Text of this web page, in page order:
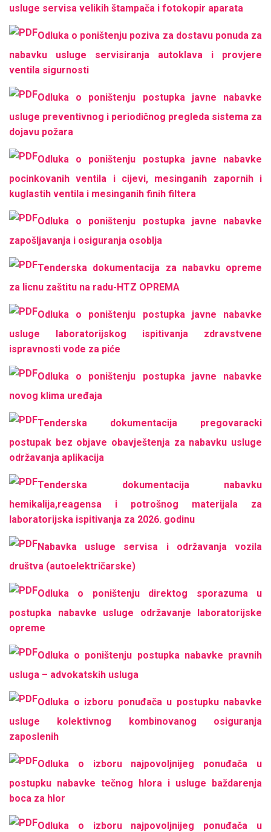
usluge servisa velikih štampača i fotokopir aparata
Odluka o poništenju poziva za dostavu ponuda za
nabavku usluge servisiranja autoklava i provjere
ventila sigurnosti
Odluka o poništenju postupka javne nabavke
usluge preventivnog i periodičnog pregleda sistema za
dojavu požara
Odluka o poništenju postupka javne nabavke
pocinkovanih ventila i cijevi, mesinganih zapornih i
kuglastih ventila i mesinganih finih filtera
Odluka o poništenju postupka javne nabavke
zapošljavanja i osiguranja osoblja
Tenderska dokumentacija za nabavku opreme
za licnu zaštitu na radu-HTZ OPREMA
Odluka o poništenju postupka javne nabavke
usluge laboratorijskog ispitivanja zdravstvene
ispravnosti vode za piće
Odluka o poništenju postupka javne nabavke
novog klima uređaja
Tenderska dokumentacija pregovaracki
postupak bez objave obavještenja za nabavku usluge
održavanja aplikacija
Tenderska dokumentacija nabavku
hemikalija,reagensa i potrošnog materijala za
laboratorijska ispitivanja za 2026. godinu
Nabavka usluge servisa i održavanja vozila
društva (autoelektričarske)
Odluka o poništenju direktog sporazuma u
postupka nabavke usluge održavanje laboratorijske
opreme
Odluka o poništenju postupka nabavke pravnih
usluga – advokatskih usluga
Odluka o izboru ponuđača u postupku nabavke
usluge kolektivnog kombinovanog osiguranja
zaposlenih
Odluka o izboru najpovoljnijeg ponuđača u
postupku nabavke tečnog hlora i usluge baždarenja
boca za hlor
Odluka o izboru najpovoljnijeg ponuđača u